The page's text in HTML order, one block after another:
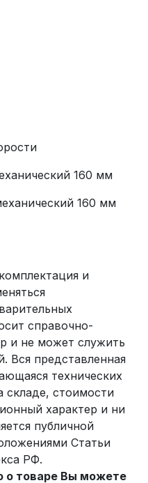
160 мм
160 мм
и
справочно-
и не может служить
Вся представленная
технических
складе, стоимости
характер и ни
публичной
Статьи
РФ.
товаре Вы можете